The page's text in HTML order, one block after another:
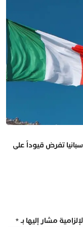
تفرض قيوداً على
مشار إليها بـ*